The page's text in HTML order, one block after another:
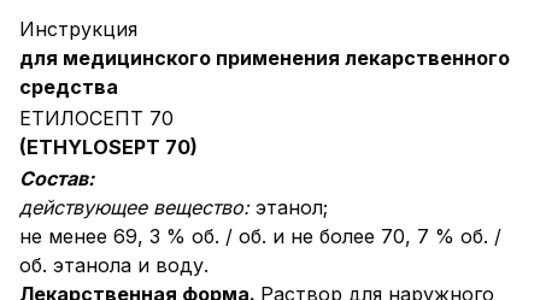
Инструкция
для медицинского применения лекарственного
средства
ЕТИЛОСЕПТ 70
(ETHYLOSEPT 70)
Состав:
действующее вещество: этанол;
не менее 69, 3 % об. / об. и не более 70, 7 % об. /
об. этанола и воду.
Лекарственная форма. Раствор для наружного